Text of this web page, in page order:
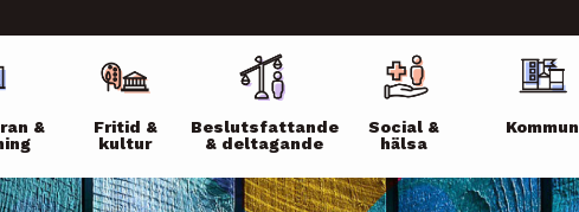
&
Fritid &
kultur
Beslutsfattande
& deltagande
Social &
hälsa
Kommun